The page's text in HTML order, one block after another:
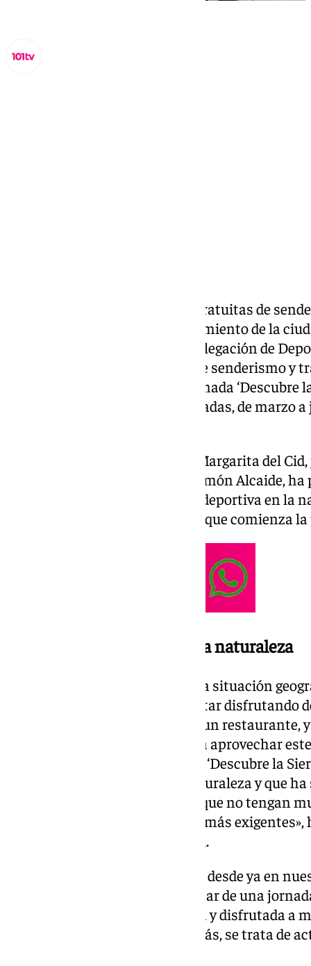
Torremolinos oferta jornadas gratuitas de
sierra de la localidad. El Ayuntamiento de la
oferta, en coordinación de la Delegación de
Ambiente, jornadas gratuitas de senderismo y
localidad. La iniciativa, denominada ‘Descubre
en marcha un total de seis jornadas, de marzo
La alcaldesa de Torremolinos, Margarita del
y Medio Ambiente, Ramón Alcaide,
persigue incentivar la práctica deportiva en la
se disfruta en compañía, ahora que comienza
Actividades deportivas en la naturaleza
«Nuestra ciudad cuenta con una situación
que en un mismo día puedas estar disfrutando
mediodía estés almorzando en un restaurante,
por la playa. Precisamente, para aprovechar
Deportes ha creado la actividad ‘Descubre la
iniciativa que une deporte y naturaleza y que
asequible tanto para personas que no tengan
para aquellos que buscan retos más
Torremolinos, Margarita del Cid.
«Ambas iniciativas, disponibles desde ya en
Despega, suponen poder disfrutar de una
sierra que invita a ser explorada y disfrutada a
que la hace muy especial. Además, se trata de